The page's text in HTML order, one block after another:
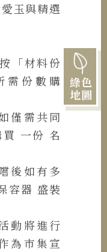
綠色
地圖
玉與精選
「材料份
需份數購
僅需共同
一份 名
後如有多
容器 盛裝
動將進行
為市集宣